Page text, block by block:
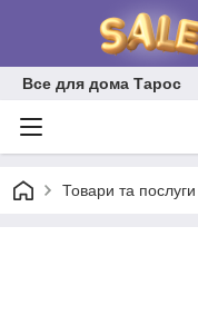
Все для дома Тарос
Товари та послуги